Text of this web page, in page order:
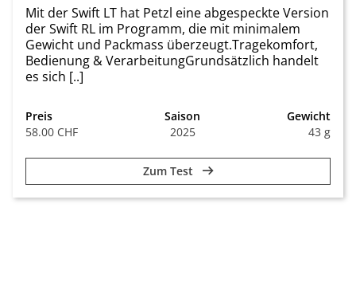
Mit der Swift LT hat Petzl eine abgespeckte Version
der Swift RL im Programm, die mit minimalem
Gewicht und Packmass überzeugt.Tragekomfort,
Bedienung & VerarbeitungGrundsätzlich handelt
es sich [..]
Preis
58.00 CHF
Saison
2025
Gewicht
43 g
Zum Test